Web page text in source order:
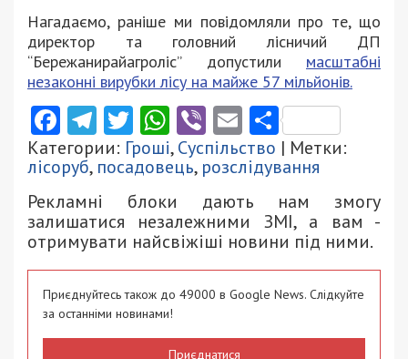
Нагадаємо, раніше ми повідомляли про те, що
директор та головний лісничий ДП
“Бережанирайагроліс” допустили масштабні
незаконні вирубки лісу на майже 57 мільйонів.
Facebook
Telegram
Twitter
WhatsApp
ViberEmail
Категории: Гроші,Суспільство | Метки:
лісоруб, посадовець, розслідування
Рекламні блоки дають нам змогу
залишатися незалежними ЗМІ, а вам -
отримувати найсвіжіші новини під ними.
Приєднуйтесь також до 49000 в Google News. Слідкуйте
за останніми новинами!
Приєднатися